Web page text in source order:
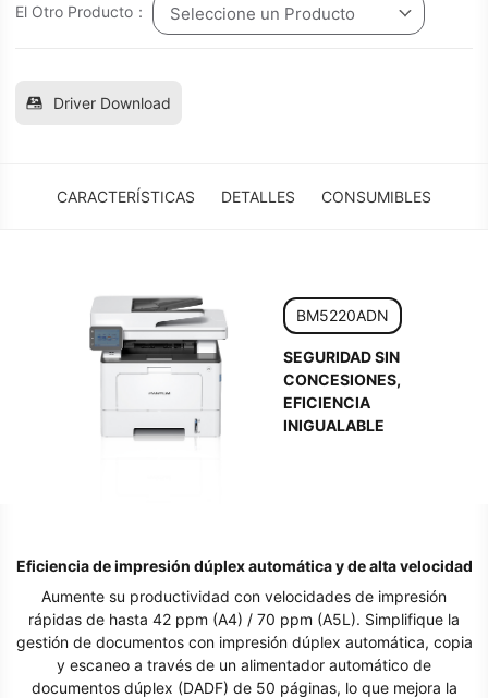
El Otro Producto： Seleccione un Producto
Driver Download
CARACTERÍSTICAS DETALLES CONSUMIBLES
BM5220ADN
SEGURIDAD SIN
CONCESIONES,
EFICIENCIA
INIGUALABLE
Eficiencia de impresión dúplex automática y de alta velocidad
Aumente su productividad con velocidades de impresión
rápidas de hasta 42 ppm (A4) / 70 ppm (A5L). Simplifique la
gestión de documentos con impresión dúplex automática, copia
y escaneo a través de un alimentador automático de
documentos dúplex (DADF) de 50 páginas, lo que mejora la